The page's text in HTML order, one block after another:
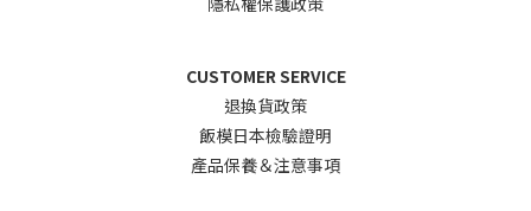
CUSTOMER SERVICE
退換貨政策
飯模日本檢驗證明
產品保養＆注意事項